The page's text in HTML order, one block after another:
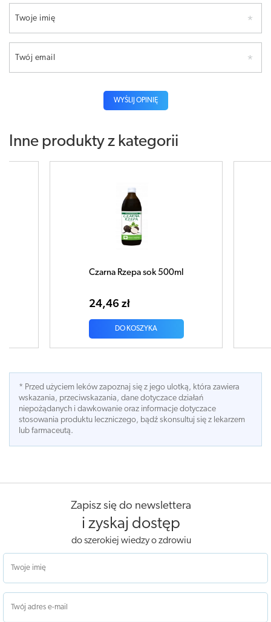
Twoje imię
Twój email
WYŚLIJ OPINIĘ
Inne produkty z kategorii
Dzika Róża sok 500ml
* Przed użyciem leków zapoznaj się z jego ulotką, która zawiera
wskazania, przeciwskazania, dane dotyczace działań
niepożądanych i dawkowanie oraz informacje dotyczace
stosowania produktu leczniczego, bądź skonsultuj się z lekarzem
lub farmaceutą.
Zapisz się do newslettera
i zyskaj dostęp
do szerokiej wiedzy o zdrowiu